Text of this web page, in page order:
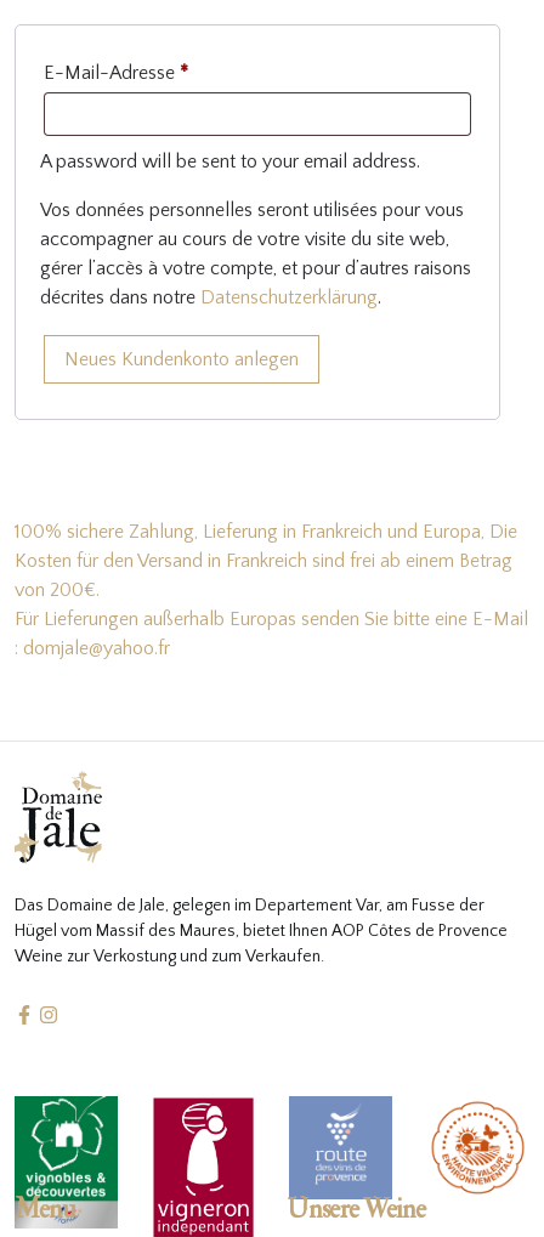
E-Mail-Adresse *
A password will be sent to your email address.
Vos données personnelles seront utilisées pour vous
accompagner au cours de votre visite du site web,
gérer l’accès à votre compte, et pour d’autres raisons
décrites dans notre Datenschutzerklärung.
Neues Kundenkonto anlegen
100% sichere Zahlung, Lieferung in Frankreich und Europa, Die
Kosten für den Versand in Frankreich sind frei ab einem Betrag
von 200€.
Für Lieferungen außerhalb Europas senden Sie bitte eine E-Mail
: domjale@yahoo.fr
Das Domaine de Jale, gelegen im Departement Var, am Fusse der
Hügel vom Massif des Maures, bietet Ihnen AOP Côtes de Provence
Weine zur Verkostung und zum Verkaufen.
Menu Unsere Weine